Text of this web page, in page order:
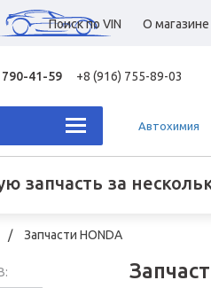
Поиск по VIN О магазине
790-41-59 +8 (916) 755-89-03
Автохимия
запчасть за
Запчасти HONDA